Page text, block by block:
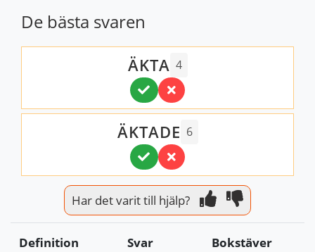
De bästa svaren
ÄKTA 4
ÄKTADE 6
Har det varit till hjälp?
Definition Svar Bokstäver